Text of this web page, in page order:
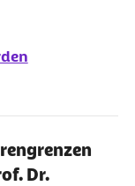
Dr.